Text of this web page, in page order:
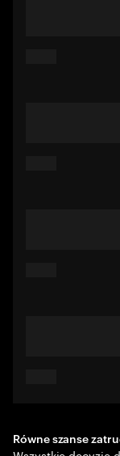
Równe szanse